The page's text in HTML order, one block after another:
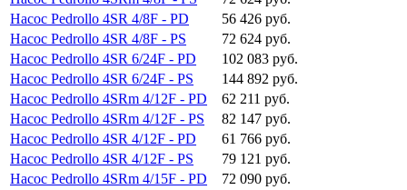
Насос Pedrollo 4SR 4/8F - PD
56 426 руб.
Насос Pedrollo 4SR 4/8F - PS
72 624 руб.
Насос Pedrollo 4SR 6/24F - PD
102 083 руб.
Насос Pedrollo 4SR 6/24F - PS
144 892 руб.
Насос Pedrollo 4SRm 4/12F - PD
62 211 руб.
Насос Pedrollo 4SRm 4/12F - PS
82 147 руб.
Насос Pedrollo 4SR 4/12F - PD
61 766 руб.
Насос Pedrollo 4SR 4/12F - PS
79 121 руб.
Насос Pedrollo 4SRm 4/15F - PD
72 090 руб.